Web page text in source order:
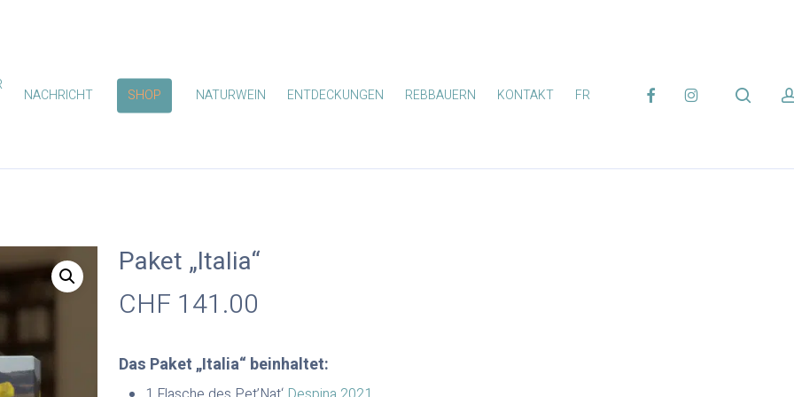
NACHRICHT SHOP NATURWEIN ENTDECKUNGEN REBBAUERN KONTAKT FR FACEBOOKINSTAGRAM search
Paket „Italia“
CHF 141.00
Das Paket „Italia“ beinhaltet: